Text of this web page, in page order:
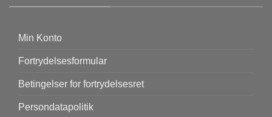
Min Konto
Fortrydelsesformular
Betingelser for fortrydelsesret
Persondatapolitik